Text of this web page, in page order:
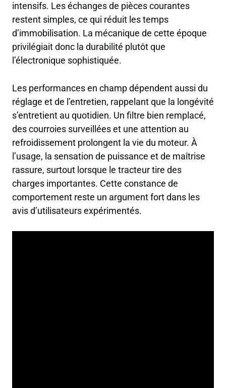
intensifs. Les échanges de pièces courantes
restent simples, ce qui réduit les temps
d’immobilisation. La mécanique de cette époque
privilégiait donc la durabilité plutôt que
l’électronique sophistiquée.
Les performances en champ dépendent aussi du
réglage et de l’entretien, rappelant que la longévité
s’entretient au quotidien. Un filtre bien remplacé,
des courroies surveillées et une attention au
refroidissement prolongent la vie du moteur. À
l’usage, la sensation de puissance et de maîtrise
rassure, surtout lorsque le tracteur tire des
charges importantes. Cette constance de
comportement reste un argument fort dans les
avis d’utilisateurs expérimentés.